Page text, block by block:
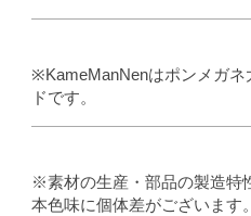
※KameManNenはポンメガネ
ドです。
※素材の生産・部品の製造特
本色味に個体差がございます。